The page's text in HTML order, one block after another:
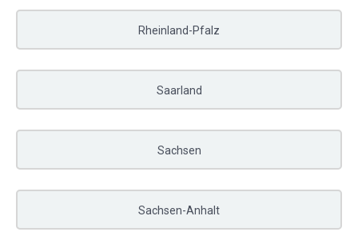
Rheinland-Pfalz
Saarland
Sachsen
Sachsen-Anhalt